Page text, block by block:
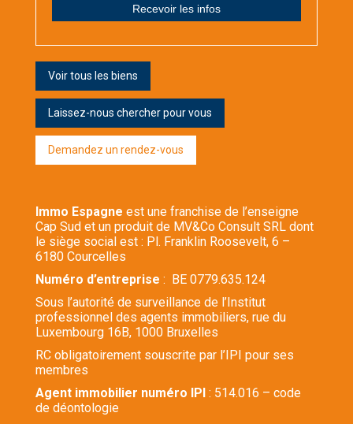
Voir tous les biens
Laissez-nous chercher pour vous
Demandez un rendez-vous
Immo Espagne est une franchise de l’enseigne
Cap Sud et un produit de MV&Co Consult SRL dont
le siège social est : Pl. Franklin Roosevelt, 6 –
6180 Courcelles
Numéro d’entreprise : BE 0779.635.124
Sous l’autorité de surveillance de l’Institut
professionnel des agents immobiliers, rue du
Luxembourg 16B, 1000 Bruxelles
RC obligatoirement souscrite par l’IPI pour ses
membres
Agent immobilier numéro IPI : 514.016 – code
de déontologie